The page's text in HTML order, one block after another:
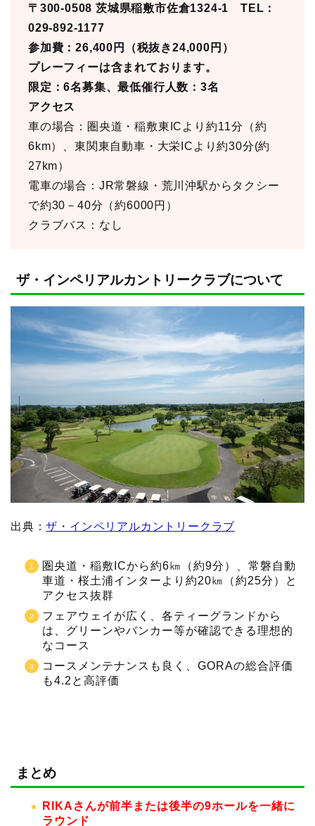
〒300-0508 茨城県稲敷市佐倉1324-1 TEL：
029-892-1177
参加費：26,400円（税抜き24,000円）
プレーフィーは含まれております。
限定：6名募集、最低催行人数：3名
アクセス
車の場合：圏央道・稲敷東ICより約11分（約
6km）、東関東自動車・大栄ICより約30分(約
27km）
電車の場合：JR常磐線・荒川沖駅からタクシー
で約30－40分（約6000円）
クラブバス：なし
ザ・インペリアルカントリークラブについて
出典：ザ・インペリアルカントリークラブ
圏央道・稲敷ICから約6㎞（約9分）、常磐自動
車道・桜土浦インターより約20㎞（約25分）と
アクセス抜群
フェアウェイが広く、各ティーグランドから
は、グリーンやバンカー等が確認できる理想的
なコース
コースメンテナンスも良く、GORAの総合評価
も4.2と高評価
まとめ
RIKAさんが前半または後半の9ホールを一緒に
ラウンド